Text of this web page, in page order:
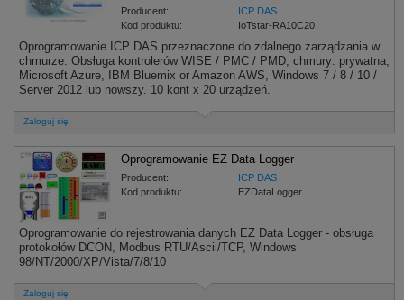
Producent:
ICP DAS
Kod produktu:
IoTstar-RA10C20
Oprogramowanie ICP DAS przeznaczone do zdalnego zarządzania w
chmurze. Obsługa kontrolerów WISE / PMC / PMD, chmury: prywatna,
Microsoft Azure, IBM Bluemix or Amazon AWS, Windows 7 / 8 / 10 /
Server 2012 lub nowszy. 10 kont x 20 urządzeń.
Zaloguj się
Oprogramowanie EZ Data Logger
Producent:
ICP DAS
Kod produktu:
EZDataLogger
Oprogramowanie do rejestrowania danych EZ Data Logger - obsługa
protokołów DCON, Modbus RTU/Ascii/TCP, Windows
98/NT/2000/XP/Vista/7/8/10
Zaloguj się